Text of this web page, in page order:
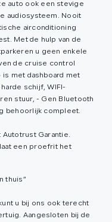
auto ook een stevige
audiosysteem. Nooit
airconditioning
Met de hulp van de
u geen enkele
de cruise control
is met dashboard met
schijf, WIFI-
stuur, - Gen Bluetooth
behoorlijk compleet.
Garantie.
een proefrit het
thuis”
u bij ons ook terecht
Aangesloten bij de